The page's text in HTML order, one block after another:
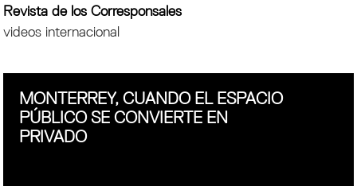
Revista de los Corresponsales
videos internacional
MONTERREY, CUANDO EL ESPACIO
PÚBLICO SE CONVIERTE EN
PRIVADO